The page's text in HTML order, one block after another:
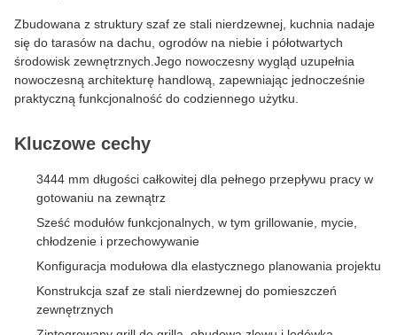
Zbudowana z struktury szaf ze stali nierdzewnej, kuchnia nadaje
się do tarasów na dachu, ogrodów na niebie i półotwartych
środowisk zewnętrznych.Jego nowoczesny wygląd uzupełnia
nowoczesną architekturę handlową, zapewniając jednocześnie
praktyczną funkcjonalność do codziennego użytku.
Kluczowe cechy
3444 mm długości całkowitej dla pełnego przepływu pracy w
gotowaniu na zewnątrz
Sześć modułów funkcjonalnych, w tym grillowanie, mycie,
chłodzenie i przechowywanie
Konfiguracja modułowa dla elastycznego planowania projektu
Konstrukcja szaf ze stali nierdzewnej do pomieszczeń
zewnętrznych